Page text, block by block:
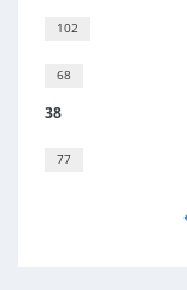
102
68
38
77